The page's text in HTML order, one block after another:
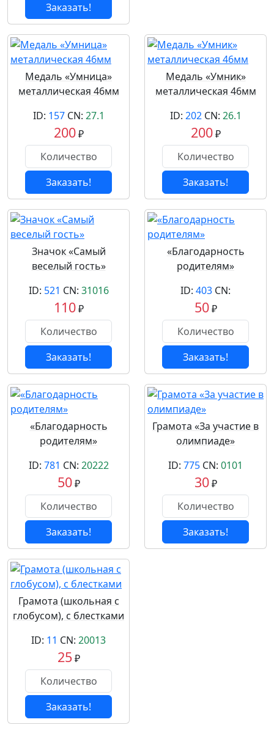
Заказать!
Медаль «Умница»
металлическая 46мм
ID: 157CN: 27.1
200₽
Заказать!
Медаль «Умник»
металлическая 46мм
ID: 202CN: 26.1
200₽
Заказать!
Значок «Самый
веселый гость»
ID: 521 CN: 31016
110₽
Заказать!
«Благодарность
родителям»
ID: 403 CN:
50₽
Заказать!
«Благодарность
родителям»
ID: 781 CN: 20222
50₽
Заказать!
Грамота «За участие в
олимпиаде»
ID: 775 CN: 0101
30₽
Заказать!
Грамота (школьная с
глобусом), с блестками
ID: 11 CN: 20013
25₽
Заказать!